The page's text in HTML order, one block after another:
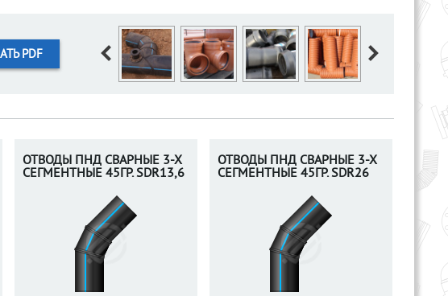
PDF
ОТВОДЫ ПНД СВАРНЫЕ 3-Х
СЕГМЕНТНЫЕ 45ГР. SDR13,6
ОТВОДЫ ПНД СВАРНЫЕ 3-Х
СЕГМЕНТНЫЕ 45ГР. SDR26